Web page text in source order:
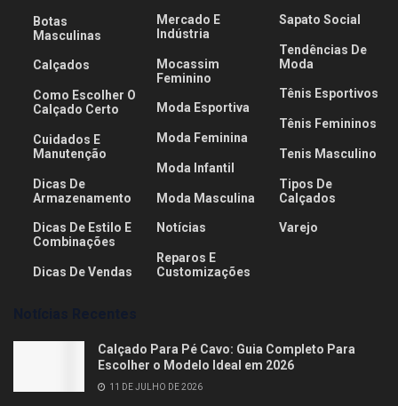
Botas
Masculinas
Calçados
Como Escolher O
Calçado Certo
Cuidados E
Manutenção
Dicas De
Armazenamento
Dicas De Estilo E
Combinações
Dicas De Vendas
Mercado E
Indústria
Mocassim
Feminino
Moda Esportiva
Moda Feminina
Moda Infantil
Moda Masculina
Notícias
Reparos E
Customizações
Sapato Social
Tendências De
Moda
Tênis Esportivos
Tênis Femininos
Tenis Masculino
Tipos De
Calçados
Varejo
Calçado Para Pé Cavo: Guia Completo Para
Escolher o Modelo Ideal em 2026
11 DE JULHO DE 2026